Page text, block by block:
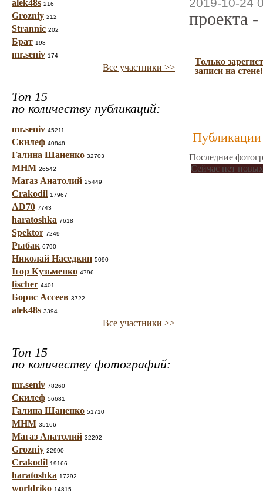
alek48s 216
Grozniy 212
Strannic 202
Брат 198
mr.seniv 174
Все участники >>
Топ 15
по количеству публикаций:
mr.seniv 45211
Скилеф 40848
Галина Шаненко 32703
МНМ 26542
Магаз Анатолий 25449
Crakodil 17967
AD70 7743
haratoshka 7618
Spektor 7249
Рыбак 6790
Николай Наседкин 5090
Ігор Кузьменко 4796
fischer 4401
Борис Ассеев 3722
alek48s 3394
Все участники >>
Топ 15
по количеству фотографий:
mr.seniv 78260
Скилеф 56681
Галина Шаненко 51710
МНМ 35166
Магаз Анатолий 32292
Grozniy 22990
Crakodil 19166
haratoshka 17292
worldriko 14815
проекта
Только
записи на стене!
Публикации
Последние
Сейчас нет